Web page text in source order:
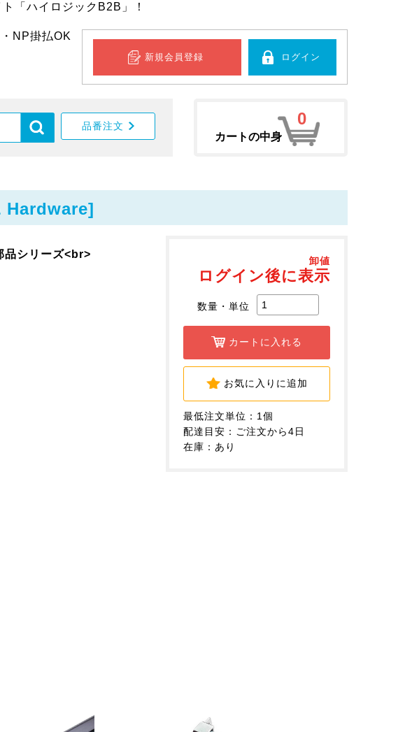
「ハイロジックB2B」！
NP掛払OK
新規会員登録 ログイン
品番注文
カートの中身
0
Hardware]
卸値
ログイン後に表示
数量・単位
カートに入れる
お気に入りに追加
最低注文単位：1個
配達目安：ご注文から4日
在庫：あり
品シリーズ<br>